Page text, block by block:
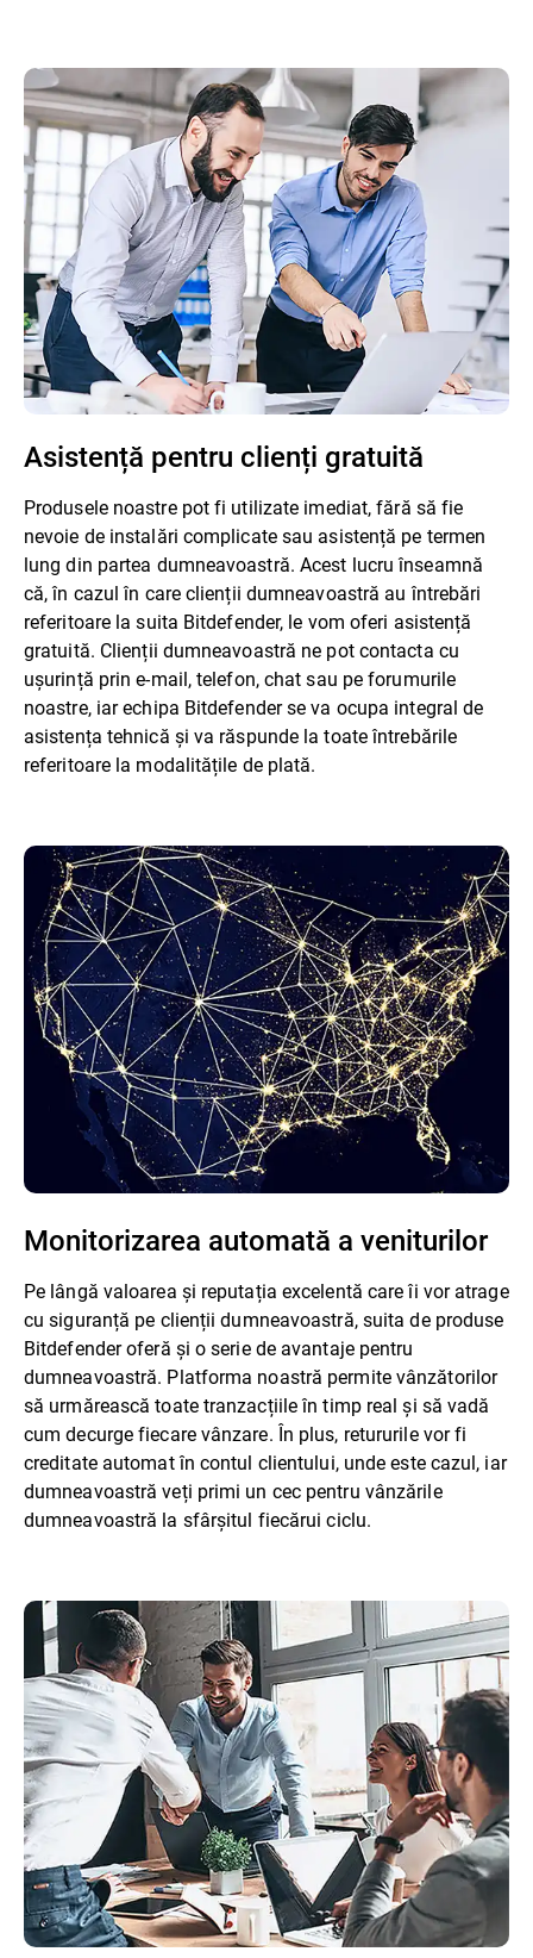
Asistență pentru clienți gratuită
Produsele noastre pot fi utilizate imediat, fără să fie
nevoie de instalări complicate sau asistență pe termen
lung din partea dumneavoastră. Acest lucru înseamnă
că, în cazul în care clienții dumneavoastră au întrebări
referitoare la suita Bitdefender, le vom oferi asistență
gratuită. Clienții dumneavoastră ne pot contacta cu
ușurință prin e-mail, telefon, chat sau pe forumurile
noastre, iar echipa Bitdefender se va ocupa integral de
asistența tehnică și va răspunde la toate întrebările
referitoare la modalitățile de plată.
Monitorizarea automată a veniturilor
Pe lângă valoarea și reputația excelentă care îi vor atrage
cu siguranță pe clienții dumneavoastră, suita de produse
Bitdefender oferă și o serie de avantaje pentru
dumneavoastră. Platforma noastră permite vânzătorilor
să urmărească toate tranzacțiile în timp real și să vadă
cum decurge fiecare vânzare. În plus, retururile vor fi
creditate automat în contul clientului, unde este cazul, iar
dumneavoastră veți primi un cec pentru vânzările
dumneavoastră la sfârșitul fiecărui ciclu.